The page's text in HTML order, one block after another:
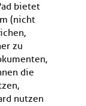
bietet
(nicht
zu
die
nutzen